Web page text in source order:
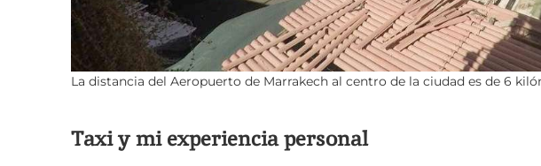
La distancia del Aeropuerto de Marrakech al centro de la ciudad es de 6
Taxi y mi experiencia personal